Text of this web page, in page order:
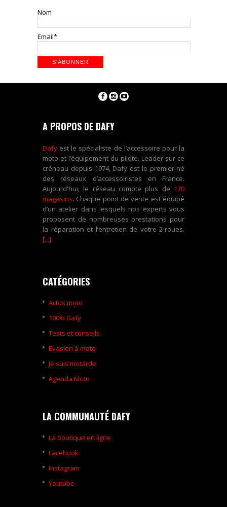
Nom
Email*
A PROPOS DE DAFY
Dafy est le spécialiste de l’accessoire pour la
moto et l’équipement du pilote. Leader sur ce
créneau depuis 1974, Dafy est le premier-né
des réseaux d’accessoiristes en France.
Aujourd'hui, le réseau compte plus de 170
magasins. Chaque point de vente est équipé
d’un atelier dans lesquels nos experts vous
proposent de nombreuses prestations pour
la réparation et l’entretien de votre 2-roues.
[...]
CATÉGORIES
Actus moto
100% Dafy
Tests et conseils
Evasion à moto
Je suis motarde
Agenda Moto
LA COMMUNAUTÉ DAFY
La boutique en ligne
Facebook
Instagram
Youtube